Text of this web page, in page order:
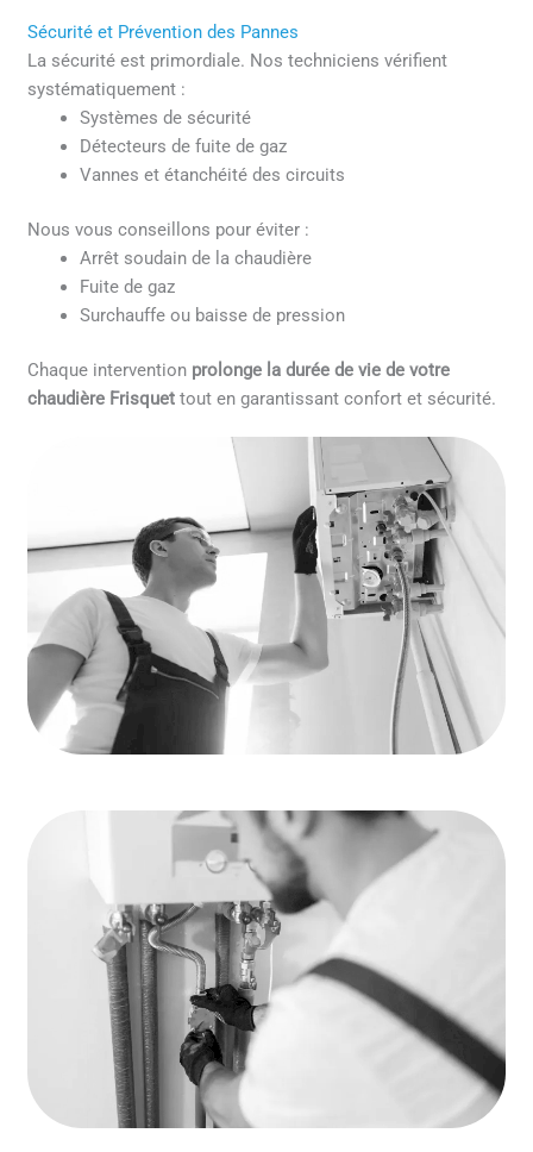
Sécurité et Prévention des Pannes
La sécurité est primordiale. Nos techniciens vérifient
systématiquement :
Systèmes de sécurité
Détecteurs de fuite de gaz
Vannes et étanchéité des circuits
Nous vous conseillons pour éviter :
Arrêt soudain de la chaudière
Fuite de gaz
Surchauffe ou baisse de pression
Chaque intervention prolonge la durée de vie de votre
chaudière Frisquet tout en garantissant confort et sécurité.